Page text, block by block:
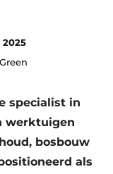
2025
specialist in
werktuigen
bosbouw
als